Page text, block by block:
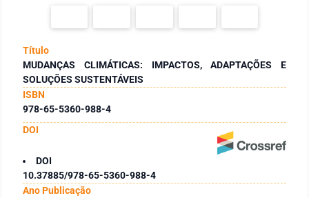
Título
MUDANÇAS CLIMÁTICAS: IMPACTOS, ADAPTAÇÕES E
SOLUÇÕES SUSTENTÁVEIS
ISBN
978-65-5360-988-4
DOI
DOI
10.37885/978-65-5360-988-4
Ano Publicação